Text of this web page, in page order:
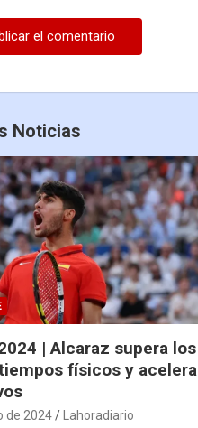
Noticias
| Alcaraz supera los
físicos y acelera
de 2024 Lahoradiario